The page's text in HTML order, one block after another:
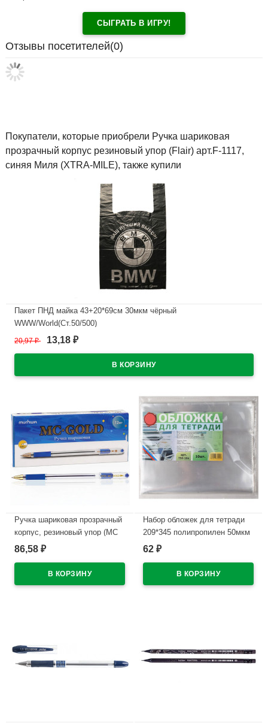
СЫГРАТЬ В ИГРУ!
Отзывы посетителей(0)
Покупатели, которые приобрели Ручка шариковая
прозрачный корпус резиновый упор (Flair) арт.F-1117,
синяя Миля (XTRA-MILE), также купили
Пакет ПНД майка 43+20*69см 30мкм чёрный
WWW/World(Ст.50/500)
В наличии
20,97₽ 13,18 ₽
Ручка шариковая прозрачный
корпус, резиновый упор (MC
Gold) синий, 0,5мм, масло
86,58 ₽
Набор обложек для тетради
209*345 полипропилен 50мкм
10 штук в наборе арт.Т50-10п
62 ₽